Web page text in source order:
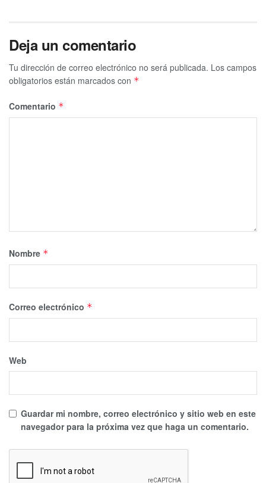
Deja un comentario
Tu dirección de correo electrónico no será publicada. Los campos
obligatorios están marcados con *
Comentario *
Nombre *
Correo electrónico *
Web
Guardar mi nombre, correo electrónico y sitio web en este
navegador para la próxima vez que haga un comentario.